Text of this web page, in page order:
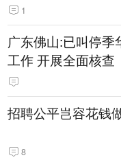
1
广东佛山:已叫停季
工作 开展全面核查
招聘公平岂容花钱
8